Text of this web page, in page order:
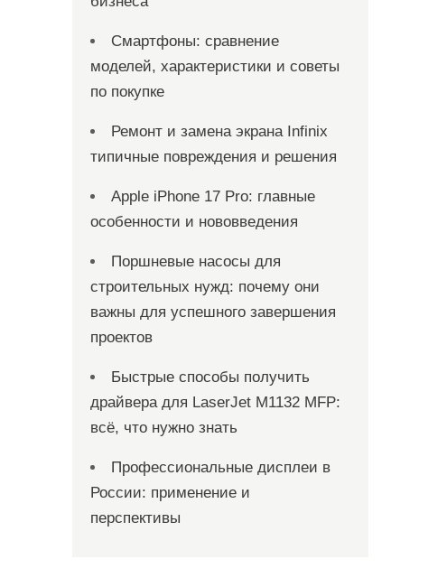
Смартфоны: сравнение
моделей, характеристики и советы
по покупке
Ремонт и замена экрана Infinix
типичные повреждения и решения
Apple iPhone 17 Pro: главные
особенности и нововведения
Поршневые насосы для
строительных нужд: почему они
важны для успешного завершения
проектов
Быстрые способы получить
драйвера для LaserJet M1132 MFP:
всё, что нужно знать
Профессиональные дисплеи в
России: применение и
перспективы